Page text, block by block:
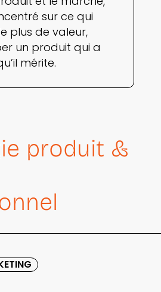
sur ce qui
plus de valeur,
un produit qui a
mérite.
produit &